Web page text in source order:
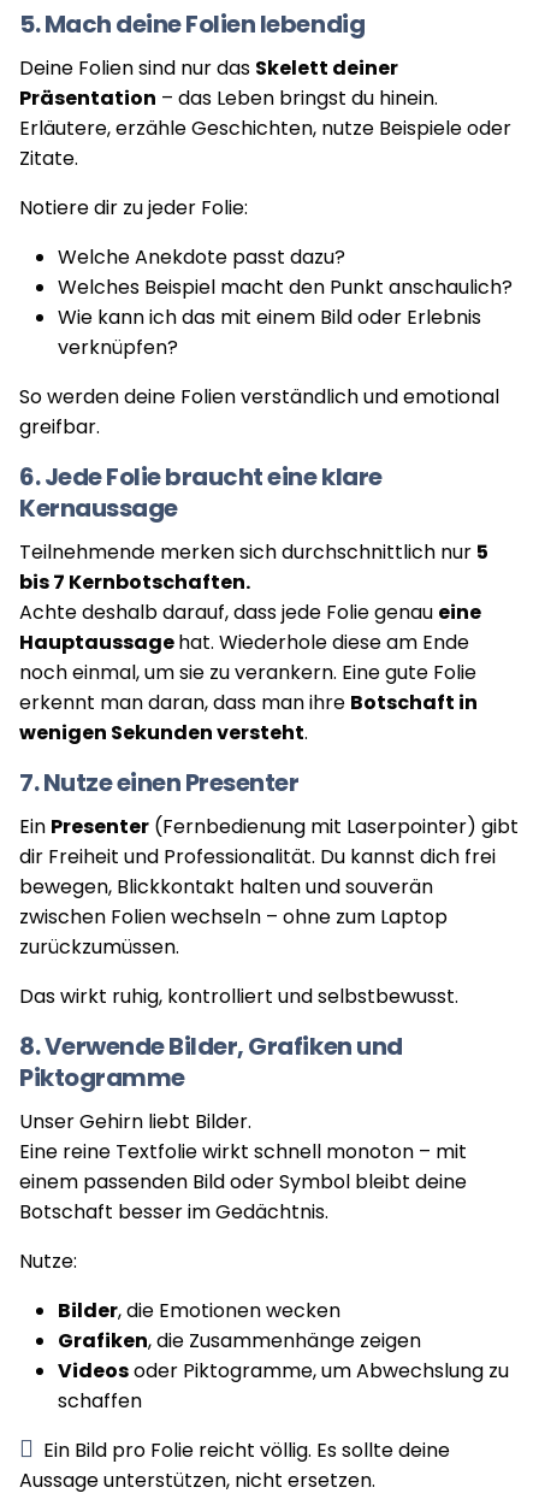
5. Mach deine Folien lebendig
Deine Folien sind nur das Skelett deiner
Präsentation – das Leben bringst du hinein.
Erläutere, erzähle Geschichten, nutze Beispiele oder
Zitate.
Notiere dir zu jeder Folie:
Welche Anekdote passt dazu?
Welches Beispiel macht den Punkt anschaulich?
Wie kann ich das mit einem Bild oder Erlebnis
verknüpfen?
So werden deine Folien verständlich und emotional
greifbar.
6. Jede Folie braucht eine klare
Kernaussage
Teilnehmende merken sich durchschnittlich nur 5
bis 7 Kernbotschaften.
Achte deshalb darauf, dass jede Folie genau eine
Hauptaussagehat. Wiederhole diese am Ende
noch einmal, um sie zu verankern. Eine gute Folie
erkennt man daran, dass man ihre Botschaft in
wenigen Sekunden versteht.
7. Nutze einen Presenter
Ein Presenter (Fernbedienung mit Laserpointer) gibt
dir Freiheit und Professionalität. Du kannst dich frei
bewegen, Blickkontakt halten und souverän
zwischen Folien wechseln – ohne zum Laptop
zurückzumüssen.
Das wirkt ruhig, kontrolliert und selbstbewusst.
8. Verwende Bilder, Grafiken und
Piktogramme
Unser Gehirn liebt Bilder.
Eine reine Textfolie wirkt schnell monoton – mit
einem passenden Bild oder Symbol bleibt deine
Botschaft besser im Gedächtnis.
Nutze:
Bilder, die Emotionen wecken
Grafiken, die Zusammenhänge zeigen
Videosoder Piktogramme, um Abwechslung zu
schaffen
Ein Bild pro Folie reicht völlig. Es sollte deine
Aussage unterstützen, nicht ersetzen.